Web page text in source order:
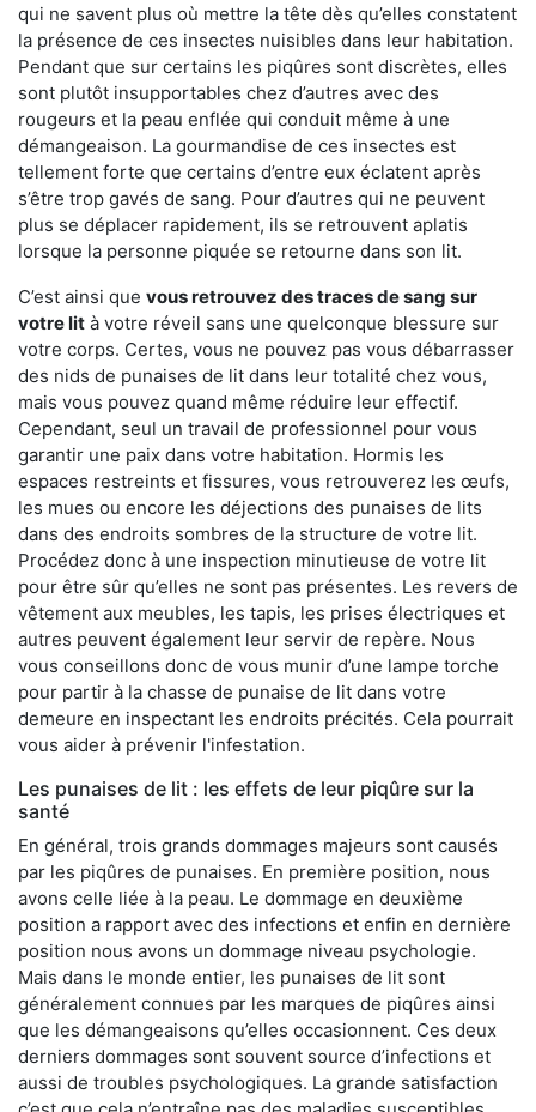
qui ne savent plus où mettre la tête dès qu’elles constatent
la présence de ces insectes nuisibles dans leur habitation.
Pendant que sur certains les piqûres sont discrètes, elles
sont plutôt insupportables chez d’autres avec des
rougeurs et la peau enflée qui conduit même à une
démangeaison. La gourmandise de ces insectes est
tellement forte que certains d’entre eux éclatent après
s’être trop gavés de sang. Pour d’autres qui ne peuvent
plus se déplacer rapidement, ils se retrouvent aplatis
lorsque la personne piquée se retourne dans son lit.
C’est ainsi que vous retrouvez des traces de sang sur
votre lit à votre réveil sans une quelconque blessure sur
votre corps. Certes, vous ne pouvez pas vous débarrasser
des nids de punaises de lit dans leur totalité chez vous,
mais vous pouvez quand même réduire leur effectif.
Cependant, seul un travail de professionnel pour vous
garantir une paix dans votre habitation. Hormis les
espaces restreints et fissures, vous retrouverez les œufs,
les mues ou encore les déjections des punaises de lits
dans des endroits sombres de la structure de votre lit.
Procédez donc à une inspection minutieuse de votre lit
pour être sûr qu’elles ne sont pas présentes. Les revers de
vêtement aux meubles, les tapis, les prises électriques et
autres peuvent également leur servir de repère. Nous
vous conseillons donc de vous munir d’une lampe torche
pour partir à la chasse de punaise de lit dans votre
demeure en inspectant les endroits précités. Cela pourrait
vous aider à prévenir l'infestation.
Les punaises de lit : les effets de leur piqûre sur la
santé
En général, trois grands dommages majeurs sont causés
par les piqûres de punaises. En première position, nous
avons celle liée à la peau. Le dommage en deuxième
position a rapport avec des infections et enfin en dernière
position nous avons un dommage niveau psychologie.
Mais dans le monde entier, les punaises de lit sont
généralement connues par les marques de piqûres ainsi
que les démangeaisons qu’elles occasionnent. Ces deux
derniers dommages sont souvent source d’infections et
aussi de troubles psychologiques. La grande satisfaction